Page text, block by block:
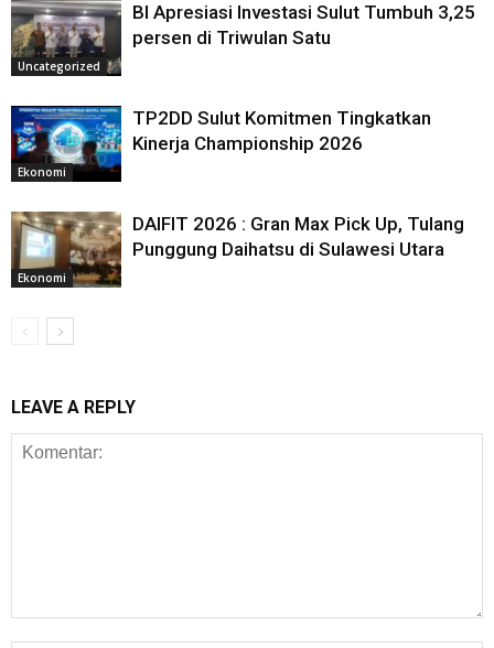
Uncategorized
BI Apresiasi Investasi Sulut Tumbuh 3,25
persen di Triwulan Satu
Ekonomi
TP2DD Sulut Komitmen Tingkatkan
Kinerja Championship 2026
Ekonomi
DAIFIT 2026 : Gran Max Pick Up, Tulang
Punggung Daihatsu di Sulawesi Utara
LEAVE A REPLY